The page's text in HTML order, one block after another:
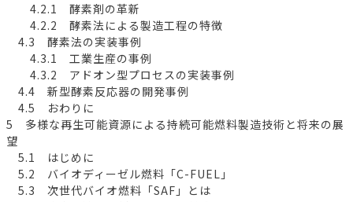
4.2.1 酵素剤の革新
4.2.2 酵素法による製造工程の特徴
4.3 酵素法の実装事例
4.3.1 工業生産の事例
4.3.2 アドオン型プロセスの実装事例
4.4 新型酵素反応器の開発事例
4.5 おわりに
5 多様な再生可能資源による持続可能燃料製造技術と将来の展
望
5.1 はじめに
5.2 バイオディーゼル燃料「C-FUEL」
5.3 次世代バイオ燃料「SAF」とは